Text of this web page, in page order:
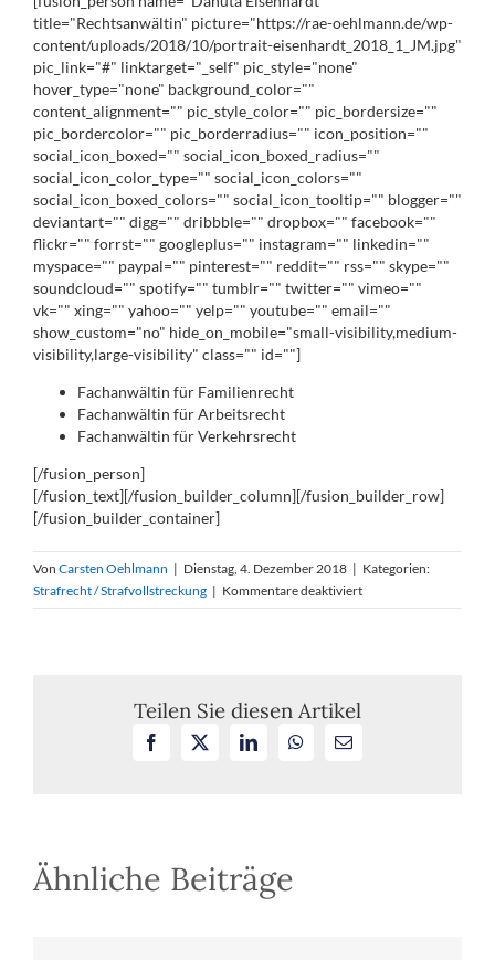
title="Rechtsanwältin" picture="https://rae-oehlmann.de/wp-
content/uploads/2018/10/portrait-eisenhardt_2018_1_JM.jpg"
pic_link="#" linktarget="_self" pic_style="none"
hover_type="none" background_color=""
content_alignment="" pic_style_color="" pic_bordersize=""
pic_bordercolor="" pic_borderradius="" icon_position=""
social_icon_boxed="" social_icon_boxed_radius=""
social_icon_color_type="" social_icon_colors=""
social_icon_boxed_colors="" social_icon_tooltip="" blogger=""
deviantart="" digg="" dribbble="" dropbox="" facebook=""
flickr="" forrst="" googleplus="" instagram="" linkedin=""
myspace="" paypal="" pinterest="" reddit="" rss="" skype=""
soundcloud="" spotify="" tumblr="" twitter="" vimeo=""
vk="" xing="" yahoo="" yelp="" youtube="" email=""
show_custom="no" hide_on_mobile="small-visibility,medium-
visibility,large-visibility" class="" id=""]
Fachanwältin für Familienrecht
Fachanwältin für Arbeitsrecht
Fachanwältin für Verkehrsrecht
[/fusion_person]
[/fusion_text][/fusion_builder_column][/fusion_builder_row]
[/fusion_builder_container]
Von Carsten Oehlmann | Dienstag, 4. Dezember 2018 | Kategorien:
Strafrecht / Strafvollstreckung | Kommentare deaktiviertfür
Auswahl
Teilen Sie diesen Artikel
Facebook LinkedInWhatsApp
E-
Ähnliche Beiträge